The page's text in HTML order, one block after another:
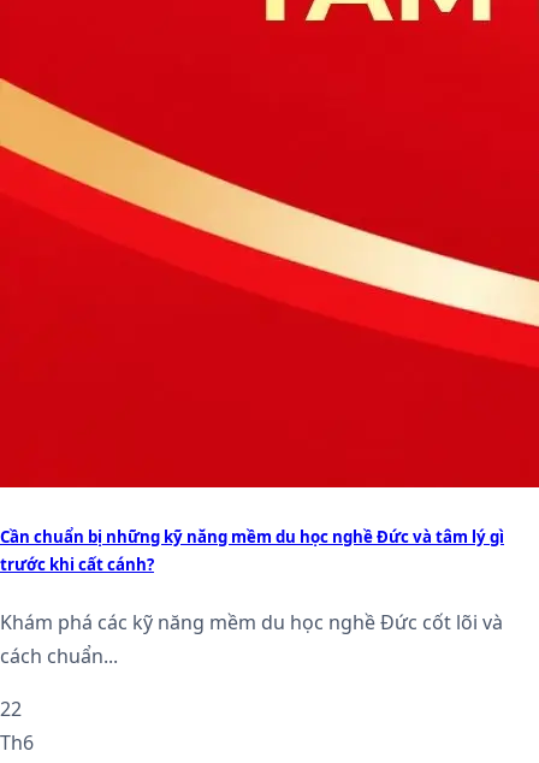
Cần chuẩn bị những kỹ năng mềm du học nghề Đức và tâm lý gì
trước khi cất cánh?
Khám phá các kỹ năng mềm du học nghề Đức cốt lõi và
cách chuẩn...
22
Th6